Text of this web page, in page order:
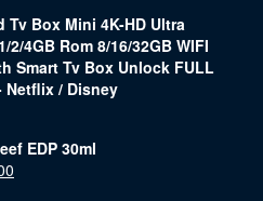
Tv Box Mini 4K-HD Ultra
2/4GB Rom 8/16/32GB WIFI
Smart Tv Box Unlock FULL
Netflix / Disney
EDP 30ml